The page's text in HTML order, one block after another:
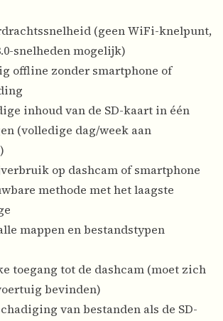
(geen WiFi-knelpunt,
snelheden mogelijk)
offline zonder smartphone of
inhoud van de SD-kaart in één
(volledige dag/week aan
op dashcam of smartphone
methode met het laagste
mappen en bestandstypen
toegang tot de dashcam (moet zich
bevinden)
van bestanden als de SD-